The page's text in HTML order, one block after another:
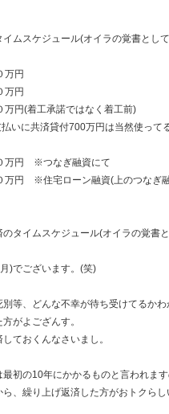
ムスケジュール(オイラの覚書として
万円
円
円(着工承諾ではなく着工前)
済貸付700万円は当然使って
万円 ※つなぎ融資にて
万円 ※住宅ローン融資(上のつなぎ
のタイムスケジュール(オイラの覚書と
)でございます。(笑)
等、どんな不幸が待ち受けてるか
がよござんす。
ておくんなさいまし。
初の10年にかかるものと言われま
、繰り上げ返済した方がおトクらし